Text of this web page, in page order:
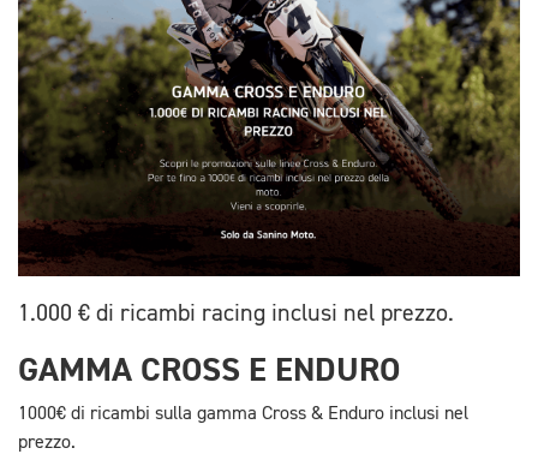
1.000 € di ricambi racing inclusi nel prezzo.
GAMMA CROSS E ENDURO
1000€ di ricambi sulla gamma Cross & Enduro inclusi nel
prezzo.